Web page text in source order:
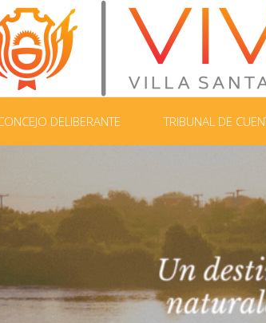
DELIBERANTE TRIBUNAL DE